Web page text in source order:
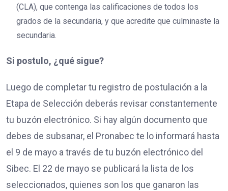
(CLA), que contenga las calificaciones de todos los
grados de la secundaria, y que acredite que culminaste la
secundaria.
Si postulo, ¿qué sigue?
Luego de completar tu registro de postulación a la
Etapa de Selección deberás revisar constantemente
tu buzón electrónico. Si hay algún documento que
debes de subsanar, el Pronabec te lo informará hasta
el 9 de mayo a través de tu buzón electrónico del
Sibec. El 22 de mayo se publicará la lista de los
seleccionados, quienes son los que ganaron las